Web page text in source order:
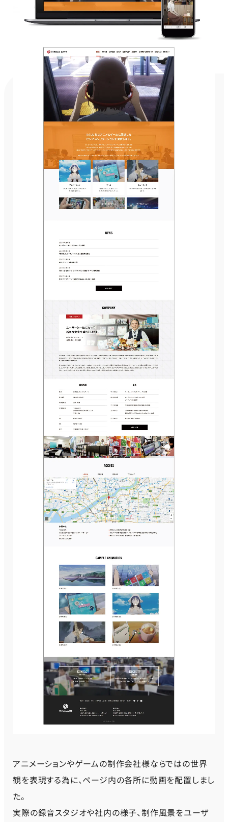
アニメーションやゲームの制作会社様ならではの世界
観を表現する為に、ページ内の各所に動画を配置しまし
た。
実際の録音スタジオや社内の様子、制作風景をユーザ